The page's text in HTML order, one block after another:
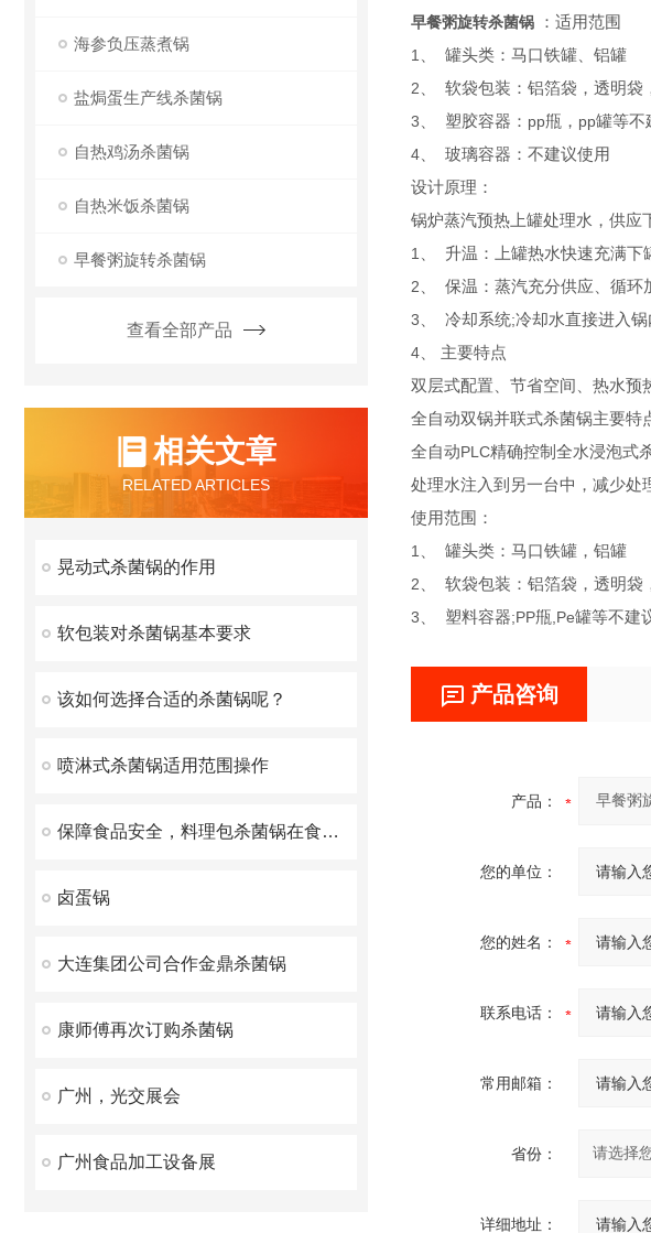
早餐粥旋转杀菌锅
：适用范围
1
罐头类：马口铁罐、铝罐
2
软袋包装：铝箔袋，透明袋
3
塑胶容器： pp甁， pp罐等不
4
玻璃容器：不建议使用
设计原理：
锅炉蒸汽预热上罐处理水，供应
1
升温：上罐热水快速充满下
2
保温：蒸汽充分供应、循环
3
冷却系统;冷却水直接进入
4
主要特点
双层式配置、节省空间、热水预
全自动双锅并联式杀菌锅主要特
全自动PLC精确控制全水浸泡式
处理水注入到另一台中，减少处
使用范围：
1
罐头类：马口铁罐，铝罐
2
软袋包装：铝箔袋，透明袋
3
塑料容器;PP甁 ,Pe罐等不建
产品咨询
产品：
您的单位：
您的姓名：
联系电话：
常用邮箱：
省份：
详细地址：
海参负压蒸煮锅
盐焗蛋生产线杀菌锅
自热鸡汤杀菌锅
自热米饭杀菌锅
早餐粥旋转杀菌锅
查看全部产品
相关文章
RELATED ARTICLES
晃动式杀菌锅的作用
软包装对杀菌锅基本要求
该如何选择合适的杀菌锅呢？
喷淋式杀菌锅适用范围操作
保障食品安全，料理包杀菌锅在食品加工中的重要作用
卤蛋锅
大连集团公司合作金鼎杀菌锅
康师傅再次订购杀菌锅
广州，光交展会
广州食品加工设备展